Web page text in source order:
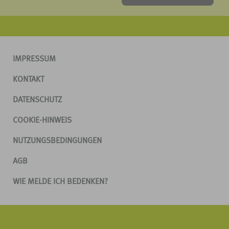
IMPRESSUM
KONTAKT
DATENSCHUTZ
COOKIE-HINWEIS
NUTZUNGSBEDINGUNGEN
AGB
WIE MELDE ICH BEDENKEN?